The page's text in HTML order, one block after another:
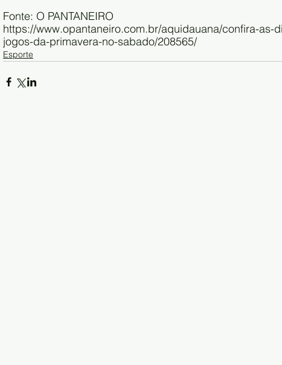
Fonte: O PANTANEIRO
https://www.opantaneiro.com.br/aquidauana/confira-as-
jogos-da-primavera-no-sabado/208565/
Esporte